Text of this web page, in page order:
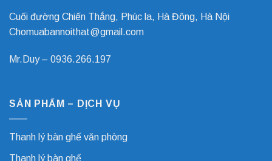
Cuối đường Chiến Thắng, Phúc la, Hà Đông, Hà Nội
Chomuabannoithat@gmail.com
Mr.Duy – 0936.266.197
SẢN PHẨM – DỊCH VỤ
Thanh lý bàn ghế văn phòng
Thanh lý bàn ghế